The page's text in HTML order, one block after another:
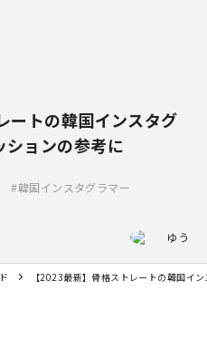
ートの韓国インスタグ
ョンの参考に
韓国インスタグラマー
ゆう
【2023最新】骨格ストレートの韓国イ